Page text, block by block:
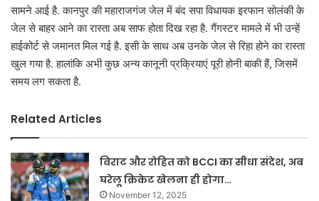
सामने आई है. कानपुर की महाराजगंज जेल में बंद सपा विधायक इरफान सोलंकी के
जेल से बाहर आने का रास्ता अब साफ होता दिख रहा है. गैंगस्टर मामले में भी उन्हें
हाईकोर्ट से जमानत मिल गई है. इसी के साथ अब उनके जेल से रिहा होने का रास्ता
खुल गया है. हालांकि अभी कुछ अन्य कानूनी प्रक्रियाएं पूरी होनी बाकी हैं, जिसमें
समय लग सकता है.
Related Articles
विराट और रोहित को BCCI का सीधा संदेश, अब
घरेलू क्रिकेट खेलना ही होगा…
November 12, 2025